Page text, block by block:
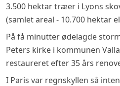
3.500 hektar træer i Lyons
(samlet areal - 10.700 hektar
På få minutter ødelagde
Peters kirke i kommunen
restaureret efter 35 års
I Paris var regnskyllen så